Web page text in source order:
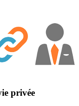
privée